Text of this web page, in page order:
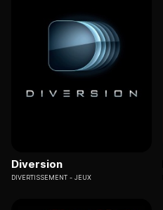
Diversion
DIVERTISSEMENT JEUX